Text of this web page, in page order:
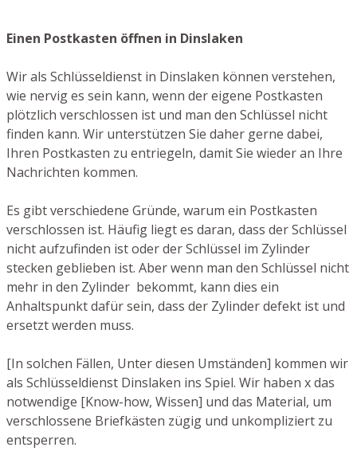
Einen Postkasten öffnen in Dinslaken
Wir als Schlüsseldienst in Dinslaken können verstehen,
wie nervig es sein kann, wenn der eigene Postkasten
plötzlich verschlossen ist und man den Schlüssel nicht
finden kann. Wir unterstützen Sie daher gerne dabei,
Ihren Postkasten zu entriegeln, damit Sie wieder an Ihre
Nachrichten kommen.
Es gibt verschiedene Gründe, warum ein Postkasten
verschlossen ist. Häufig liegt es daran, dass der Schlüssel
nicht aufzufinden ist oder der Schlüssel im Zylinder
stecken geblieben ist. Aber wenn man den Schlüssel nicht
mehr in den Zylinder bekommt, kann dies ein
Anhaltspunkt dafür sein, dass der Zylinder defekt ist und
ersetzt werden muss.
[In solchen Fällen, Unter diesen Umständen] kommen wir
als Schlüsseldienst Dinslaken ins Spiel. Wir haben x das
notwendige [Know-how, Wissen] und das Material, um
verschlossene Briefkästen zügig und unkompliziert zu
entsperren.